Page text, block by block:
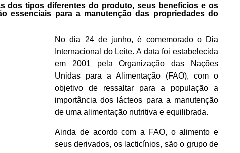
dos tipos diferentes do produto, seus benefícios e os
essenciais para a manutenção das propriedades do
No dia 24 de junho, é comemorado o Dia
Internacional do Leite. A data foi estabelecida
em 2001 pela Organização das Nações
Unidas para a Alimentação (FAO), com o
objetivo de ressaltar para a população a
importância dos lácteos para a manutenção
de uma alimentação nutritiva e equilibrada.
Ainda de acordo com a FAO, o alimento e
seus derivados, os lacticínios, são o grupo de